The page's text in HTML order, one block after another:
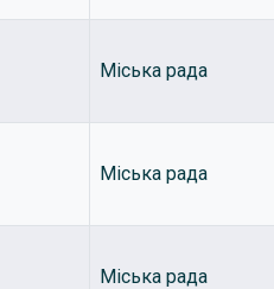
Міська рада
Міська рада
Міська рада